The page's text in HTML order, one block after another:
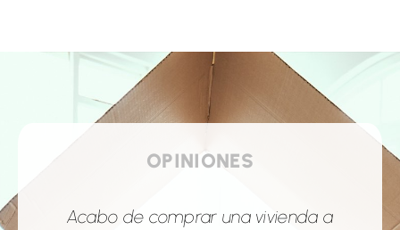
OPINIONES
Recientemente tuve la
Acabo de comprar una vivienda a
Gestión impecable por parte de